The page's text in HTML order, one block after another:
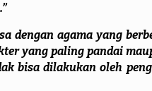
agama yang
yang paling pandai
bisa dilakukan oleh